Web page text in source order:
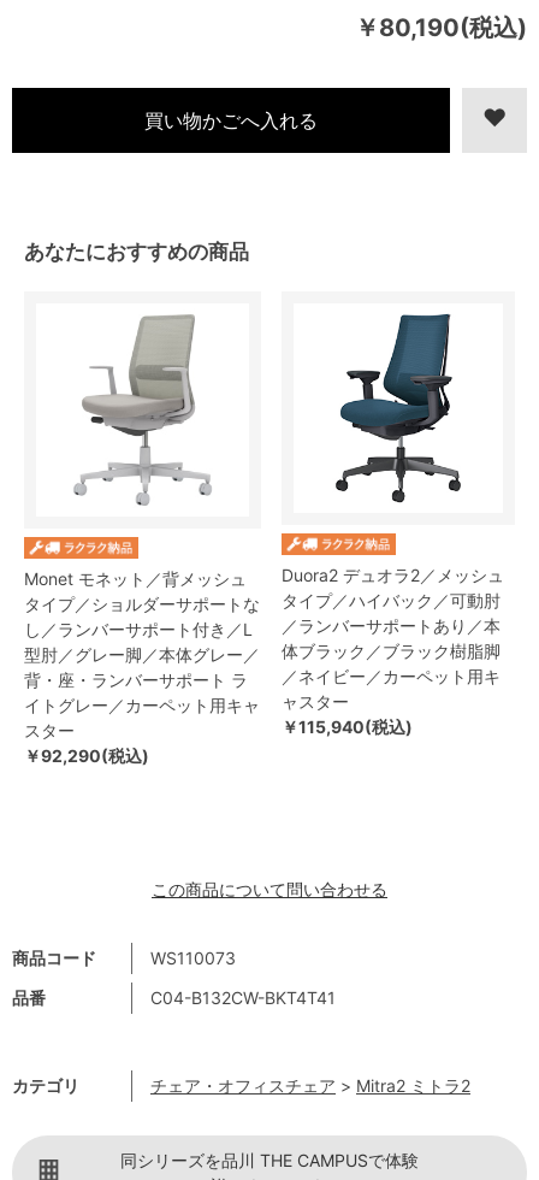
￥80,190(税込)
商品コード
WS110073
品番
C04-B132CW-BKT4T41
カテゴリ チェア・オフィスチェア > Mitra2 ミトラ2
あなたにおすすめの商品
Monet モネット／背メッシュ
タイプ／ショルダーサポートな
し／ランバーサポート付き／L
型肘／グレー脚／本体グレー／
背・座・ランバーサポート ラ
イトグレー／カーペット用キャ
スター
￥92,290(税込)
Duora2 デュオラ2／メッシュ
タイプ／ハイバック／可動肘
／ランバーサポートあり／本
体ブラック／ブラック樹脂脚
／ネイビー／カーペット用キ
ャスター
￥115,940(税込)
この商品について問い合わせる
同シリーズを品川 THE CAMPUSで体験